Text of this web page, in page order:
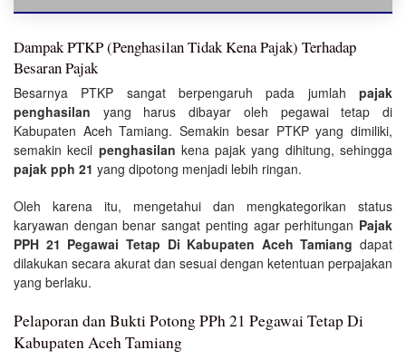
Dampak PTKP (Penghasilan Tidak Kena Pajak) Terhadap
Besaran Pajak
Besarnya PTKP sangat berpengaruh pada jumlah pajak
penghasilan yang harus dibayar oleh pegawai tetap di
Kabupaten Aceh Tamiang. Semakin besar PTKP yang dimiliki,
semakin kecil penghasilan kena pajak yang dihitung, sehingga
pajak pph 21 yang dipotong menjadi lebih ringan.
Oleh karena itu, mengetahui dan mengkategorikan status
karyawan dengan benar sangat penting agar perhitungan Pajak
PPH 21 Pegawai Tetap Di Kabupaten Aceh Tamiang dapat
dilakukan secara akurat dan sesuai dengan ketentuan perpajakan
yang berlaku.
Pelaporan dan Bukti Potong PPh 21 Pegawai Tetap Di
Kabupaten Aceh Tamiang